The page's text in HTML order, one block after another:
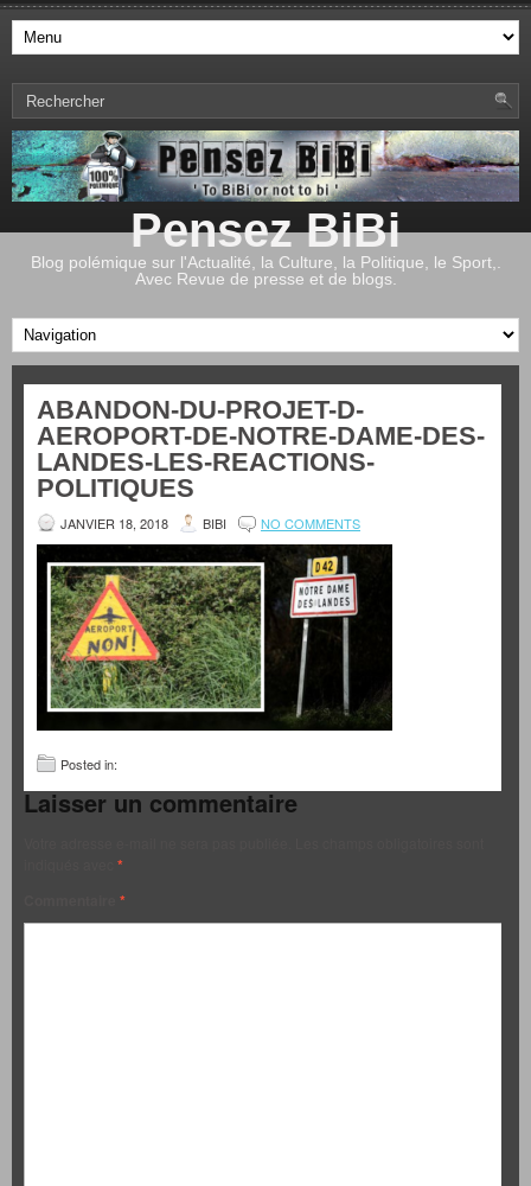
Pensez BiBi
Blog polémique sur l'Actualité, la Culture, la Politique, le Sport,.
Avec Revue de presse et de blogs.
ABANDON-DU-PROJET-D-
AEROPORT-DE-NOTRE-DAME-DES-
LANDES-LES-REACTIONS-
POLITIQUES
JANVIER 18, 2018 BIBI NO COMMENTS
Posted in:
Laisser un commentaire
*
*